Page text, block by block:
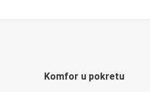
Komfor u pokretu